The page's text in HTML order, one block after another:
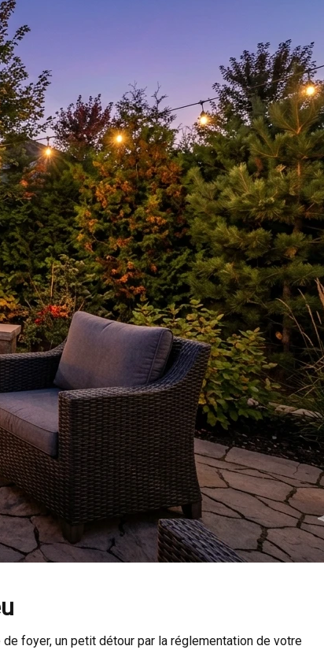
foyer, un petit détour par la réglementation de votre